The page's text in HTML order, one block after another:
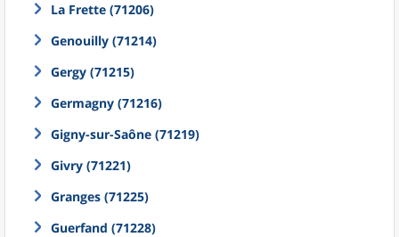
La Frette (71206)
Genouilly (71214)
Gergy (71215)
Germagny (71216)
Gigny-sur-Saône (71219)
Givry (71221)
Granges (71225)
Guerfand (71228)